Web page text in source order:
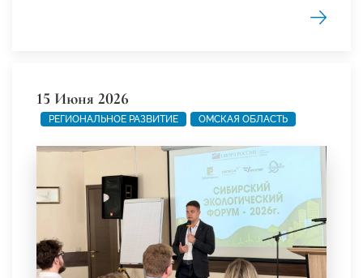
15 Июня 2026
РЕГИОНАЛЬНОЕ РАЗВИТИЕ ОМСКАЯ ОБЛАСТЬ